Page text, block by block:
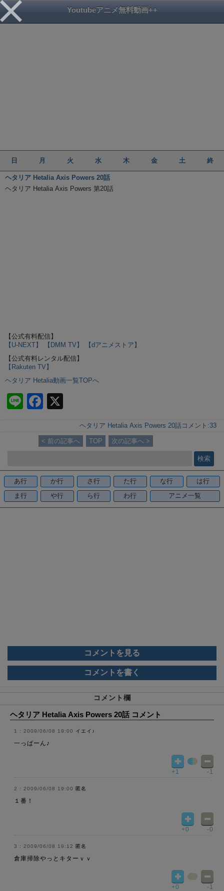
Youtubeアニメ無料動画++
日 月 火 水 木 金 土 終
ヘタリア Hetalia Axis Powers 20話
ヘタリア Hetalia Axis Powers 第20話
【公式有料配信】
【U-NEXT】
【DMM TV】
【dアニメストア】
【公式有料レンタル配信】
【Rakuten TV】
ヘタリア Hetalia動画一覧TOPへ
Li
n
e
F
a
c
e
o
o
k
ヘタリア Hetalia Axis Powers 20話 コメント:33
< 前の記事へ TOP 次の記事へ >
あ行 か行 さ行 た行 な行
は行
ま行
や行 ら行 わ行 アニメ一覧
コメントを見る
コメントを書く
コメント欄
ヘタリア Hetalia Axis Powers 20話 コメント
2009/06/08 19:00 イエイ♪
一っばーん♪
+1 -1
2009/06/08 19:00 匿名
１番！
+0 -0
2009/06/08 19:12 匿名
倉庫掃除やっとキターｖｖ
+0 -1